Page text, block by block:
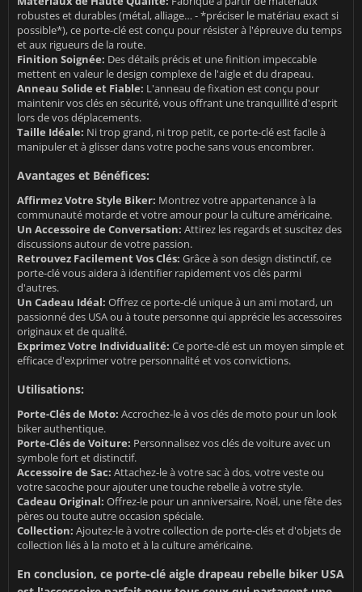
robustes et durables (métal, alliage… - *préciser le matériau exact si
possible*), ce porte-clé est conçu pour résister à l'épreuve du temps
et aux rigueurs de la route.
Finition Soignée: Des détails précis et une finition impeccable
mettent en valeur le design complexe de l'aigle et du drapeau.
Anneau Solide et Fiable: L'anneau de fixation est conçu pour
maintenir vos clés en sécurité, vous offrant une tranquillité d'esprit
lors de vos déplacements.
Taille Idéale: Ni trop grand, ni trop petit, ce porte-clé est facile à
manipuler et à glisser dans votre poche sans vous encombrer.
Avantages et Bénéfices:
Affirmez Votre Style Biker: Montrez votre appartenance à la
communauté motarde et votre amour pour la culture américaine.
Un Accessoire de Conversation: Attirez les regards et suscitez des
discussions autour de votre passion.
Retrouvez Facilement Vos Clés: Grâce à son design distinctif, ce
porte-clé vous aidera à identifier rapidement vos clés parmi
d'autres.
Un Cadeau Idéal: Offrez ce porte-clé unique à un ami motard, un
passionné des USA ou à toute personne qui apprécie les accessoires
originaux et de qualité.
Exprimez Votre Individualité: Ce porte-clé est un moyen simple et
efficace d'exprimer votre personnalité et vos convictions.
Utilisations:
Porte-Clés de Moto: Accrochez-le à vos clés de moto pour un look
biker authentique.
Porte-Clés de Voiture: Personnalisez vos clés de voiture avec un
symbole fort et distinctif.
Accessoire de Sac: Attachez-le à votre sac à dos, votre veste ou
votre sacoche pour ajouter une touche rebelle à votre style.
Cadeau Original: Offrez-le pour un anniversaire, Noël, une fête des
pères ou toute autre occasion spéciale.
Collection: Ajoutez-le à votre collection de porte-clés et d'objets de
collection liés à la moto et à la culture américaine.
En conclusion, ce porte-clé aigle drapeau rebelle biker USA